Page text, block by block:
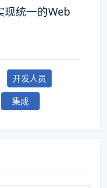
现统一的Web
开发人员
集成